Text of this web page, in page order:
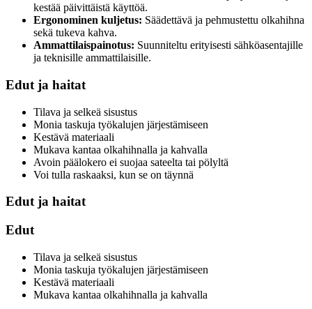
kestää päivittäistä käyttöä.
Ergonominen kuljetus: Säädettävä ja pehmustettu olkahihna
sekä tukeva kahva.
Ammattilaispainotus: Suunniteltu erityisesti sähköasentajille
ja teknisille ammattilaisille.
Edut ja haitat
Tilava ja selkeä sisustus
Monia taskuja työkalujen järjestämiseen
Kestävä materiaali
Mukava kantaa olkahihnalla ja kahvalla
Avoin päälokero ei suojaa sateelta tai pölyltä
Voi tulla raskaaksi, kun se on täynnä
Edut ja haitat
Edut
Tilava ja selkeä sisustus
Monia taskuja työkalujen järjestämiseen
Kestävä materiaali
Mukava kantaa olkahihnalla ja kahvalla